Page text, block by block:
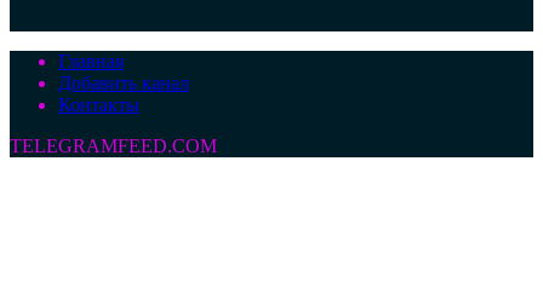
Главная
Добавить канал
Контакты
TELEGRAMFEED.COM